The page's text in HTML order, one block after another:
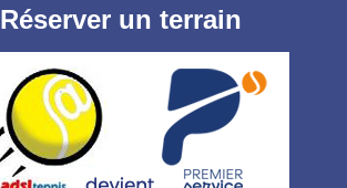
Réserver un terrain